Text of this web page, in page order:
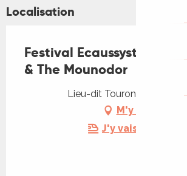
Localisation
Festival Ecaussystème :
& The Mounodor
Lieu-dit Touron, 46600
M'y rendre
J'y vais en train !